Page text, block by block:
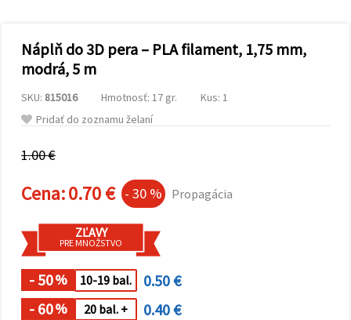
Môžete
súhlasiť s
používaním
súborov
cookie
kliknutím
všetky!"
Alebo
uviesť svoje
preferencie
Nastaveniach
výberom
daného
súborov
cookie a
kliknutím
na tlačidlo
Náplň do 3D pera – PLA filament, 1,75 mm,
modrá, 5 m
SKU: 815016 Hmotnosť: 17 gr.
Kus: 1
Pridať do zoznamu želaní
1.00 €
Cena:0.70 € - 30 % Propagácia
ZĽAVY
PRE MNOŽSTVO
- 50% 10-19 bal.
0.50 €
- 60% 20 bal. + 0.40 €